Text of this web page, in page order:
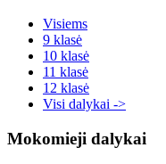
Visiems
9 klasė
10 klasė
11 klasė
12 klasė
Visi dalykai ->
Mokomieji dalykai